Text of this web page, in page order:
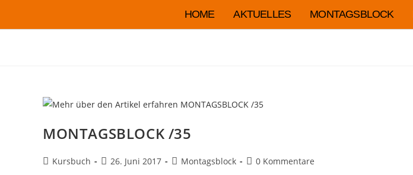
HOME AKTUELLES MONTAGSBLOCK
MONTAGSBLOCK /35
Kursbuch 26. Juni 2017 Montagsblock 0 Kommentare